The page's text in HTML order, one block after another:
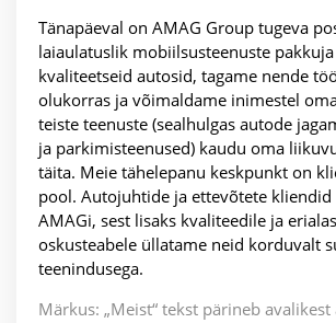
Tänapäeval on AMAG Group tugeva
laiaulatuslik mobiilsusteenuste
kvaliteetseid autosid, tagame nende
olukorras ja võimaldame inimestel
teiste teenuste (sealhulgas autode
ja parkimisteenused) kaudu oma
täita. Meie tähelepanu keskpunkt on
pool. Autojuhtide ja ettevõtete kliendid
AMAGi, sest lisaks kvaliteedile ja
oskusteabele üllatame neid korduvalt
teenindusega.
Märkus: „Meist“ tekst pärineb